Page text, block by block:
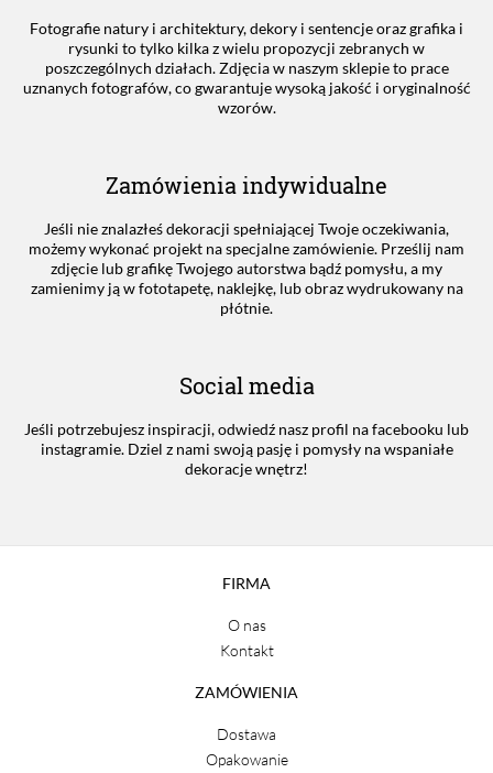
Fotografie natury i architektury, dekory i sentencje oraz grafika i
rysunki to tylko kilka z wielu propozycji zebranych w
poszczególnych działach. Zdjęcia w naszym sklepie to prace
uznanych fotografów, co gwarantuje wysoką jakość i oryginalność
wzorów.
Zamówienia indywidualne
Jeśli nie znalazłeś dekoracji spełniającej Twoje oczekiwania,
możemy wykonać projekt na specjalne zamówienie. Prześlij nam
zdjęcie lub grafikę Twojego autorstwa bądź pomysłu, a my
zamienimy ją w fototapetę, naklejkę, lub obraz wydrukowany na
płótnie.
Social media
Jeśli potrzebujesz inspiracji, odwiedź nasz profil na facebooku lub
instagramie. Dziel z nami swoją pasję i pomysły na wspaniałe
dekoracje wnętrz!
FIRMA
O nas
Kontakt
ZAMÓWIENIA
Dostawa
Opakowanie